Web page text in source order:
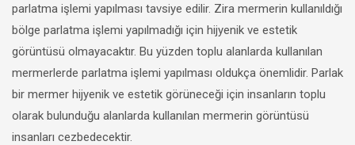
parlatma işlemi yapılması tavsiye edilir. Zira mermerin kullanıldığı
bölge parlatma işlemi yapılmadığı için hijyenik ve estetik
görüntüsü olmayacaktır. Bu yüzden toplu alanlarda kullanılan
mermerlerde parlatma işlemi yapılması oldukça önemlidir. Parlak
bir mermer hijyenik ve estetik görüneceği için insanların toplu
olarak bulunduğu alanlarda kullanılan mermerin görüntüsü
insanları cezbedecektir.